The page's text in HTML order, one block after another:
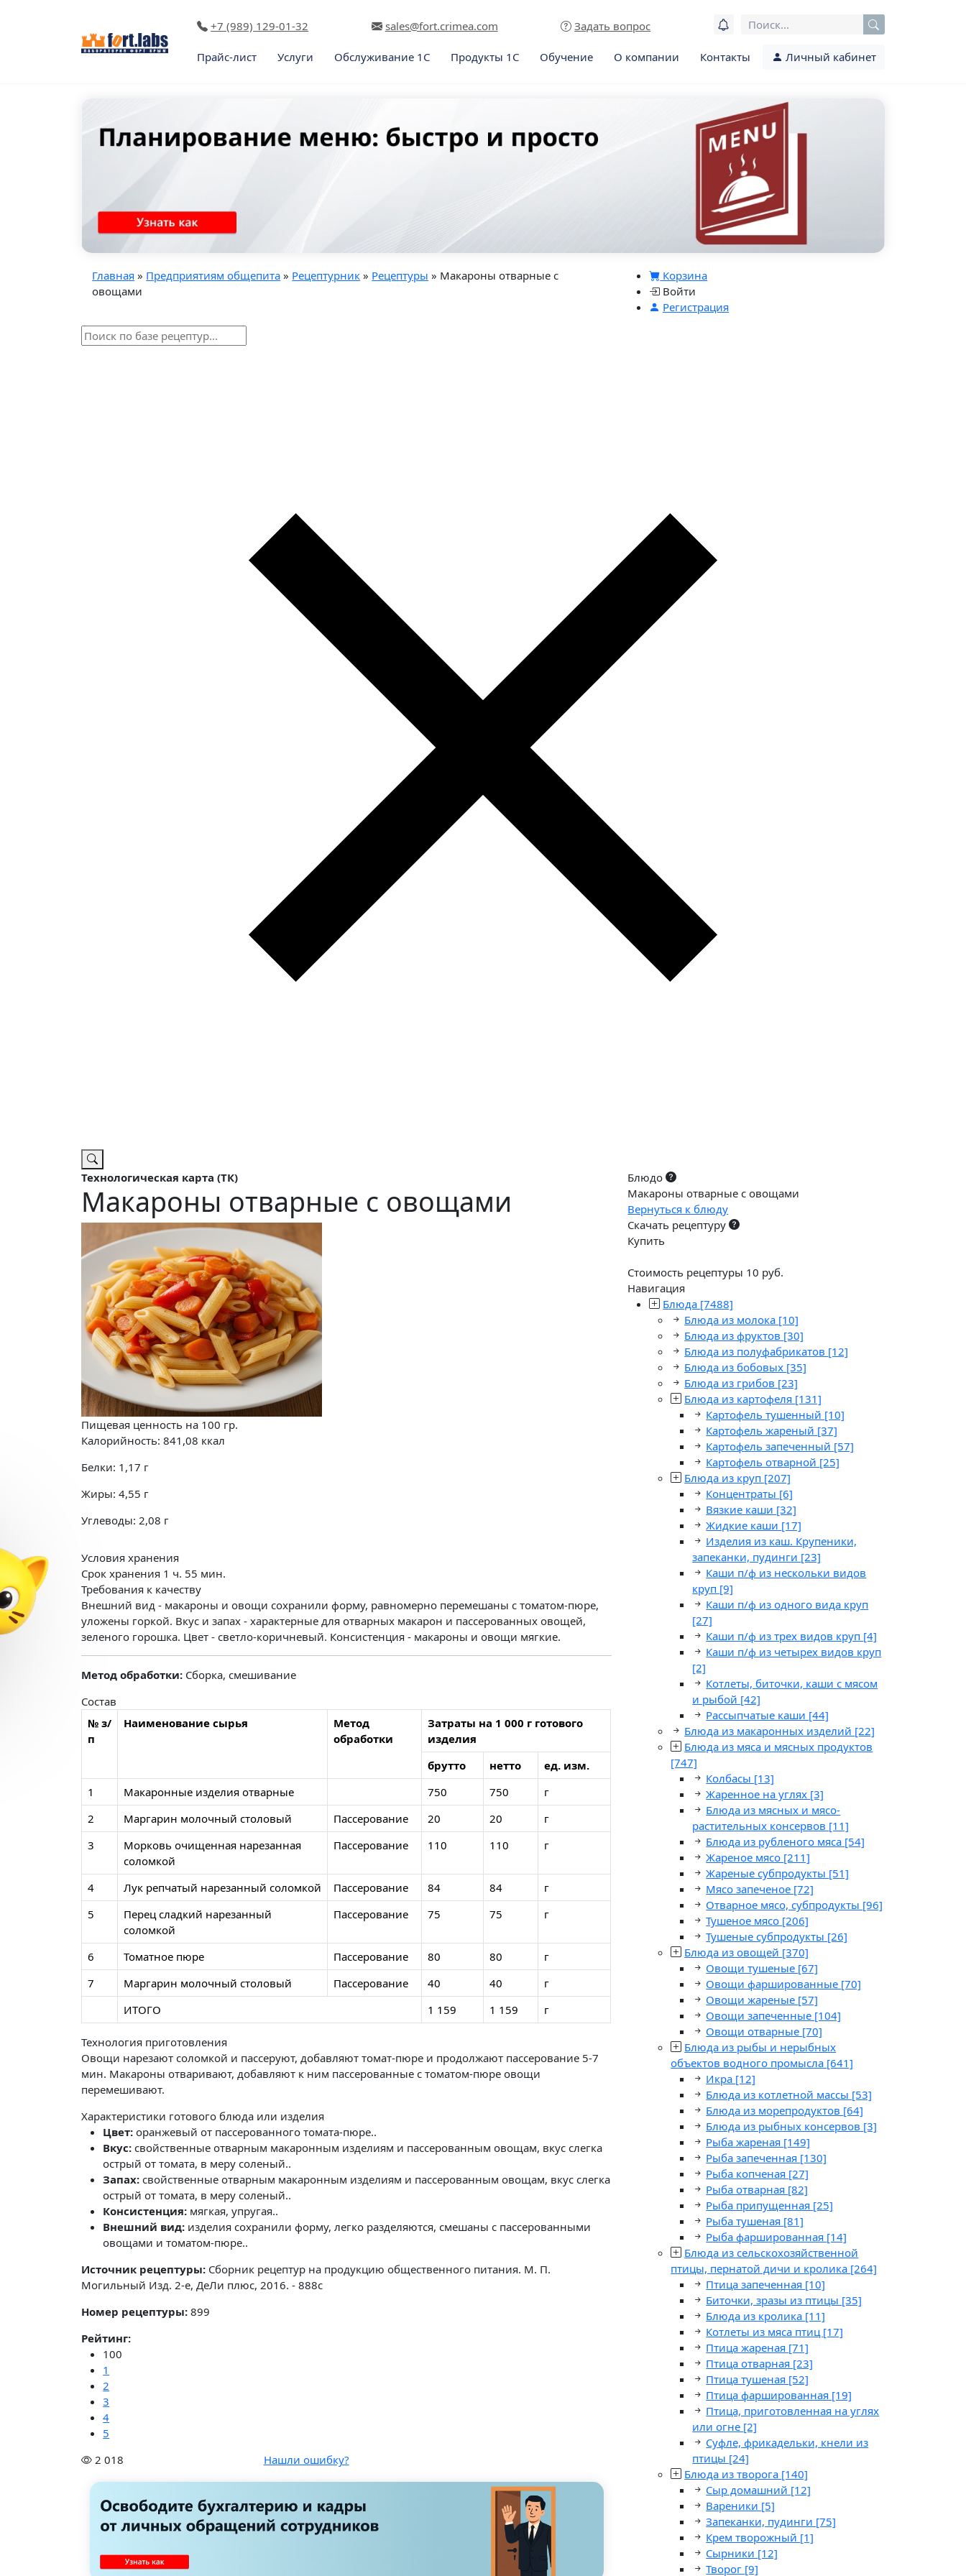
+7 (989) 129-01-32 sales@fort.crimea.com Задать вопрос
Прайс-лист Услуги Обслуживание 1С Продукты 1С Обучение О компании Контакты Личный кабинет
Главная » Предприятиям общепита » Рецептурник » Рецептуры » Макароны отварные с
овощами
Корзина
Войти
Регистрация
Блюдо
Макароны отварные с овощами
Вернуться к блюду
Скачать рецептуру
Купить
Стоимость рецептуры 10 руб.
Навигация
Блюда [7488]
Блюда из молока [10]
Блюда из фруктов [30]
Блюда из полуфабрикатов [12]
Блюда из бобовых [35]
Блюда из грибов [23]
Блюда из картофеля [131]
Картофель тушенный [10]
Картофель жареный [37]
Картофель запеченный [57]
Картофель отварной [25]
Блюда из круп [207]
Концентраты [6]
Вязкие каши [32]
Жидкие каши [17]
Изделия из каш. Крупеники,
запеканки, пудинги [23]
Каши п/ф из нескольки видов
круп [9]
Каши п/ф из одного вида круп
[27]
Каши п/ф из трех видов круп [4]
Каши п/ф из четырех видов круп
[2]
Котлеты, биточки, каши с мясом
и рыбой [42]
Рассыпчатые каши [44]
Блюда из макаронных изделий [22]
Блюда из мяса и мясных продуктов
[747]
Колбасы [13]
Жаренное на углях [3]
Блюда из мясных и мясо-
растительных консервов [11]
Блюда из рубленого мяса [54]
Жареное мясо [211]
Жареные субпродукты [51]
Мясо запеченое [72]
Отварное мясо, субпродукты [96]
Тушеное мясо [206]
Тушеные субпродукты [26]
Блюда из овощей [370]
Овощи тушеные [67]
Овощи фаршированные [70]
Овощи жареные [57]
Овощи запеченные [104]
Овощи отварные [70]
Блюда из рыбы и нерыбных
объектов водного промысла [641]
Икра [12]
Блюда из котлетной массы [53]
Блюда из морепродуктов [64]
Блюда из рыбных консервов [3]
Рыба жареная [149]
Рыба запеченная [130]
Рыба копченая [27]
Рыба отварная [82]
Рыба припущенная [25]
Рыба тушеная [81]
Рыба фаршированная [14]
Блюда из сельскохозяйственной
птицы, пернатой дичи и кролика [264]
Птица запеченная [10]
Биточки, зразы из птицы [35]
Блюда из кролика [11]
Котлеты из мяса птиц [17]
Птица жареная [71]
Птица отварная [23]
Птица тушеная [52]
Птица фаршированная [19]
Птица, приготовленная на углях
или огне [2]
Суфле, фрикадельки, кнели из
птицы [24]
Блюда из творога [140]
Сыр домашний [12]
Вареники [5]
Запеканки, пудинги [75]
Крем творожный [1]
Сырники [12]
Творог [9]
Технологическая карта (ТК)
Макароны отварные с овощами
Пищевая ценность на 100 гр.
Калорийность: 841,08 ккал
Белки: 1,17 г
Жиры: 4,55 г
Углеводы: 2,08 г
Условия хранения
Срок хранения 1 ч. 55 мин.
Требования к качеству
Внешний вид - макароны и овощи сохранили форму, равномерно перемешаны с томатом-пюре,
уложены горкой. Вкус и запах - характерные для отварных макарон и пассерованных овощей,
зеленого горошка. Цвет - светло-коричневый. Консистенция - макароны и овощи мягкие.
Метод обработки: Сборка, смешивание
Состав
№ з/
п
Наименование сырья
Метод
обработки
Затраты на 1 000 г готового
изделия
брутто
нетто
ед. изм.
1
Макаронные изделия отварные 750 750
г
2
Маргарин молочный столовый Пассерование 20 20
г
3
Морковь очищенная нарезанная
соломкой
Пассерование 110 110 г
4 Лук репчатый нарезанный соломкой Пассерование 84 84
г
5
Перец сладкий нарезанный
соломкой
Пассерование 75 75 г
6 Томатное пюре Пассерование 80 80
г
7
Маргарин молочный столовый Пассерование 40 40
г
ИТОГО
1 159 1 159 г
Технология приготовления
Овощи нарезают соломкой и пассеруют, добавляют томат-пюре и продолжают пассерование 5-7
мин. Макароны отваривают, добавляют к ним пассерованные с томатом-пюре овощи
перемешивают.
Характеристики готового блюда или изделия
Цвет: оранжевый от пассерованного томата-пюре..
Вкус: свойственные отварным макаронным изделиям и пассерованным овощам, вкус слегка
острый от томата, в меру соленый..
Запах: свойственные отварным макаронным изделиям и пассерованным овощам, вкус слегка
острый от томата, в меру соленый..
Консистенция: мягкая, упругая..
Внешний вид: изделия сохранили форму, легко разделяются, смешаны с пассерованными
овощами и томатом-пюре..
Источник рецептуры: Сборник рецептур на продукцию общественного питания. М. П.
Могильный Изд. 2-е, ДеЛи плюс, 2016. - 888с
Номер рецептуры: 899
Рейтинг:
100
1
2
3
4
5
2 018
Нашли ошибку?